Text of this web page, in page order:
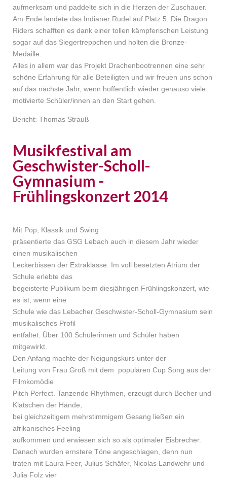
aufmerksam und paddelte sich in die Herzen der Zuschauer.
Am Ende landete das Indianer Rudel auf Platz 5. Die Dragon
Riders schafften es dank einer tollen kämpferischen Leistung
sogar auf das Siegertreppchen und holten die Bronze-
Medaille.
Alles in allem war das Projekt Drachenbootrennen eine sehr
schöne Erfahrung für alle Beteiligten und wir freuen uns schon
auf das nächste Jahr, wenn hoffentlich wieder genauso viele
motivierte Schüler/innen an den Start gehen.
Bericht: Thomas Strauß
Musikfestival am
Geschwister-Scholl-
Gymnasium -
Frühlingskonzert 2014
Mit Pop, Klassik und Swing
präsentierte das GSG Lebach auch in diesem Jahr wieder
einen musikalischen
Leckerbissen der Extraklasse. Im voll besetzten Atrium der
Schule erlebte das
begeisterte Publikum beim diesjährigen Frühlingskonzert, wie
es ist, wenn eine
Schule wie das Lebacher Geschwister-Scholl-Gymnasium sein
musikalisches Profil
entfaltet. Über 100 Schülerinnen und Schüler haben
mitgewirkt.
Den Anfang machte der Neigungskurs unter der
Leitung von Frau Groß mit dem populären Cup Song aus der
Filmkomödie
Pitch Perfect. Tanzende Rhythmen, erzeugt durch Becher und
Klatschen der Hände,
bei gleichzeitigem mehrstimmigem Gesang ließen ein
afrikanisches Feeling
aufkommen und erwiesen sich so als optimaler Eisbrecher.
Danach wurden ernstere Töne angeschlagen, denn nun
traten mit Laura Feer, Julius Schäfer, Nicolas Landwehr und
Julia Folz vier